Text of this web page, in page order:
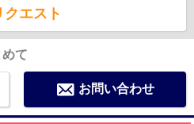
クエスト
て
お問い合わせ